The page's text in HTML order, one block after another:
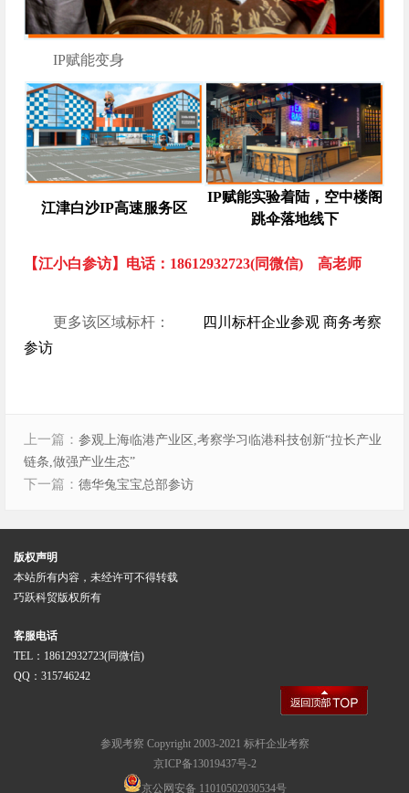
IP赋能变身
江津白沙IP高速服务区
IP赋能实验着陆，空中楼阁
跳伞落地线下
【江小白参访】电话：18612932723(同微信) 高老师
更多该区域标杆：
四川标杆企业参观 商务考察
参访
上一篇： 参观上海临港产业区,考察学习临港科技创新“拉长产业
链条,做强产业生态”
下一篇： 德华兔宝宝总部参访
版权声明
本站所有内容，未经许可不得转载
巧跃科贸版权所有
客服电话
TEL：18612932723(同微信)
QQ：315746242
参观考察 Copyright 2003-2021 标杆企业考察
京ICP备13019437号-2
京公网安备 11010502030534号